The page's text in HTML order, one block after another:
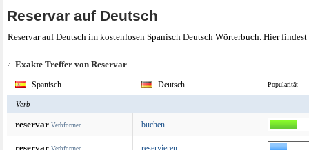
Reservar auf Deutsch
Reservar auf Deutsch im kostenlosen Spanisch Deutsch Wörterbuch. Hier
Exakte Treffer von Reservar
Spanisch Deutsch Popularität
Verb
reservar Verbformen buchen
reservar Verbformen reservieren